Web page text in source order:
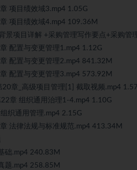
项目绩效域3.mp4 1.05G
项目绩效域4.mp4 109.36M
景项目详解 +采购管理写作要点+采购管
配置与变更管理1.mp4 1.12G
配置与变更管理2.mp4 841.32M
配置与变更管理3.mp4 573.92M
章_高级项目管理[1] 截取视频.mp4
章 组织通用治理1-4.mp4 1.10G
织通用管理.mp4 2.15G
法律法规与标准规范.mp4 413.34M
础.mp4 240.83M
题.mp4 258.85M